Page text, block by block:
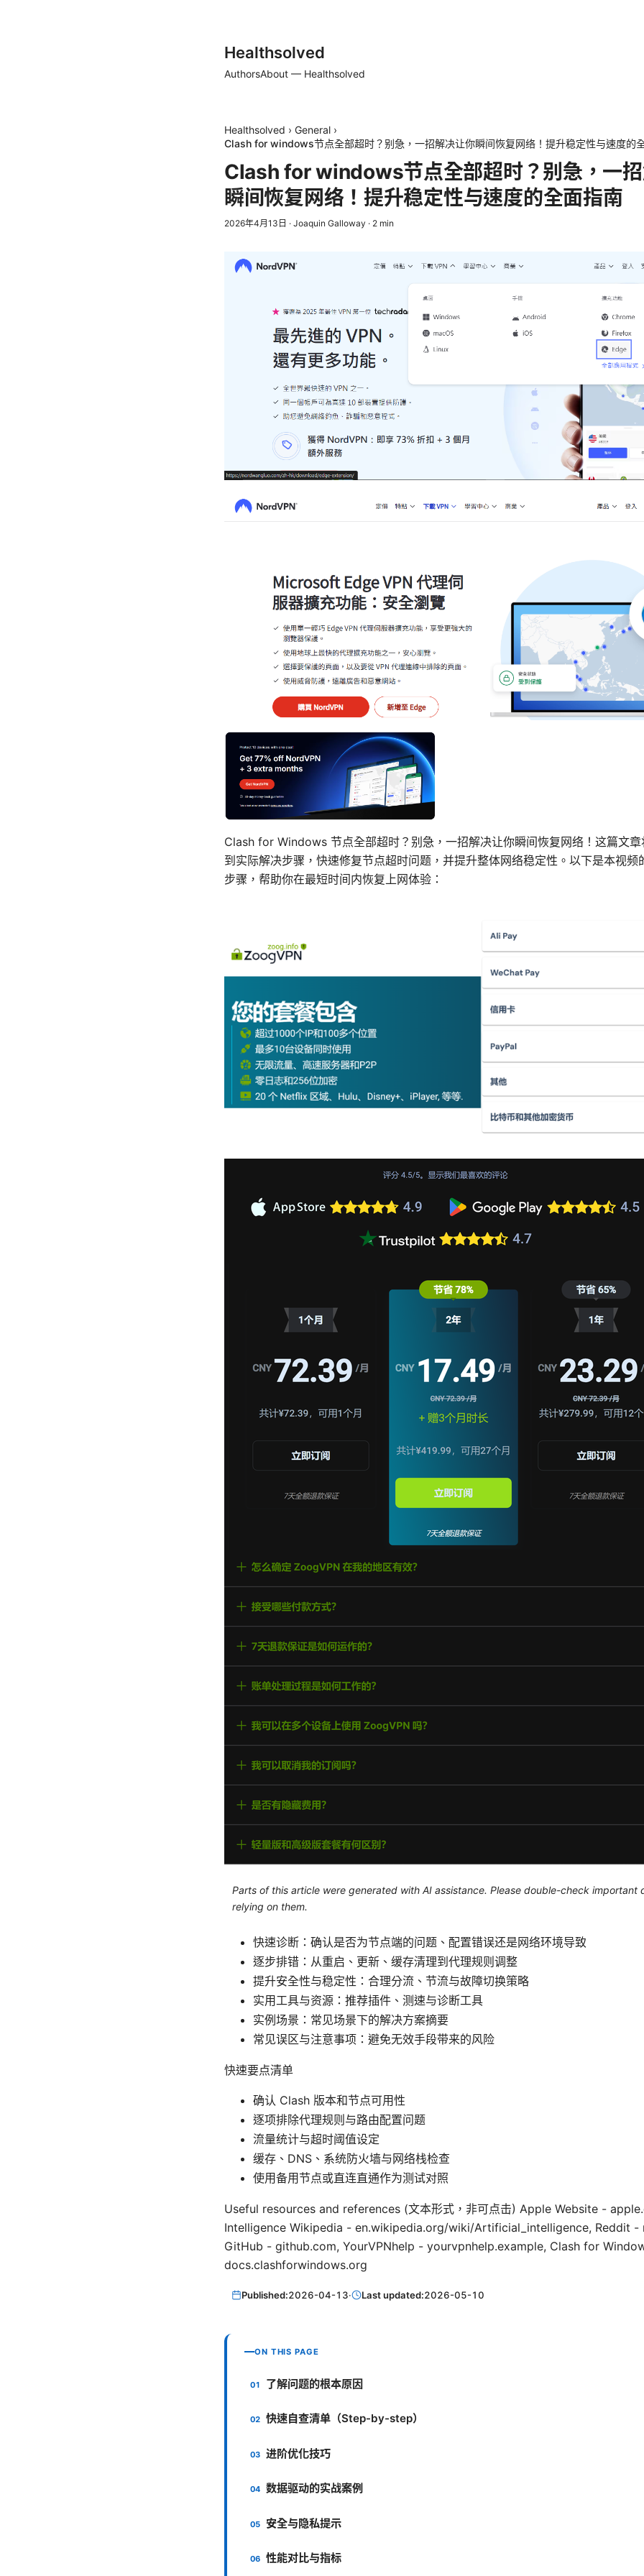
Healthsolved
AuthorsAbout — Healthsolved
Healthsolved › General ›
Clash for windows节点全部超时？别急，一招解决让你瞬间恢复网络！提升稳定性与速度的
Clash for windows节点全部超时？别急，一
瞬间恢复网络！提升稳定性与速度的全面指南
2026年4月13日 · Joaquin Galloway · 2 min
Clash for Windows 节点全部超时？别急，一招解决让你瞬间恢复网络！这篇文章
到实际解决步骤，快速修复节点超时问题，并提升整体网络稳定性。以下是本视频
步骤，帮助你在最短时间内恢复上网体验：
Parts of this article were generated with AI assistance. Please double-check important
relying on them.
快速诊断：确认是否为节点端的问题、配置错误还是网络环境导致
逐步排错：从重启、更新、缓存清理到代理规则调整
提升安全性与稳定性：合理分流、节流与故障切换策略
实用工具与资源：推荐插件、测速与诊断工具
实例场景：常见场景下的解决方案摘要
常见误区与注意事项：避免无效手段带来的风险
快速要点清单
确认 Clash 版本和节点可用性
逐项排除代理规则与路由配置问题
流量统计与超时阈值设定
缓存、DNS、系统防火墙与网络栈检查
使用备用节点或直连直通作为测试对照
Useful resources and references (文本形式，非可点击) Apple Website -
Intelligence Wikipedia - en.wikipedia.org/wiki/Artificial_intelligence, Reddit -
GitHub - github.com, YourVPNhelp - yourvpnhelp.example, Clash for
docs.clashforwindows.org
Published:2026-04-13· Last updated:2026-05-10
ON THIS PAGE
了解问题的根本原因
快速自查清单（Step-by-step）
进阶优化技巧
数据驱动的实战案例
安全与隐私提示
性能对比与指标